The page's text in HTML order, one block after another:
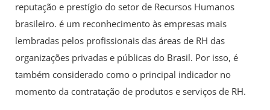
reputação e prestígio do setor de Recursos Humanos
brasileiro. é um reconhecimento às empresas mais
lembradas pelos profissionais das áreas de RH das
organizações privadas e públicas do Brasil. Por isso, é
também considerado como o principal indicador no
momento da contratação de produtos e serviços de RH.